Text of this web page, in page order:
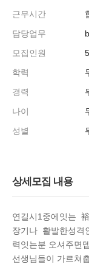
근무시간
담당업무
모집인원
학력
경력
나이
성별
상세모집 내용
연길시1중에잇는
장기나 활발한성격
력잇는분 오셔주면
선생님들이 가르쳐